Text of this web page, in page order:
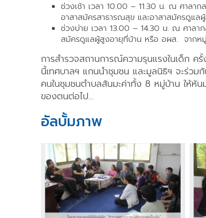
ช่วงเช้า เวลา 10.00 – 11.30 น. ณ ศาลา
อาสาสมัครสาธารณสุข และอาสาสมัครดูแล
ช่วงบ่าย เวลา 13.00 – 14.30 น. ณ ศาลา
สมัครดูแลผู้สูงอายุที่บ้าน หรือ อผส. จากหมู่
การสำรวจสถานการณ์ความรุนแรงในเด็ก
นี้เทศบาลฯ แกนนำชุมชน และมูลนิธิฯ จะร่
คนในชุมชนตำบลสันมะค่าทั้ง 8 หมู่บ้าน ให้หัน
ของตนต่อไป…
อัลบั้มภาพ